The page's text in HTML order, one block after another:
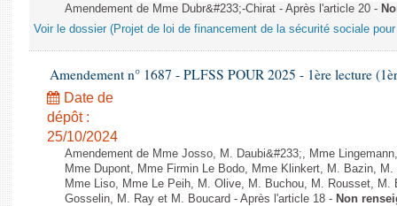
Amendement de Mme Dubr&#233;-Chirat - Après l'article 20 -
Voir le dossier (Projet de loi de financement de la sécurité sociale pour
Amendement n° 1687 - PLFSS POUR 2025 - 1ère lecture
Date de
dépôt :
25/10/2024
Amendement de Mme Josso, M. Daubi&#233;, Mme
Mme Dupont, Mme Firmin Le Bodo, Mme Klinkert, M. Bazin,
Mme Liso, Mme Le Peih, M. Olive, M. Buchou, M. Rousset, M.
Gosselin, M. Ray et M. Boucard - Après l'article 18 - Non